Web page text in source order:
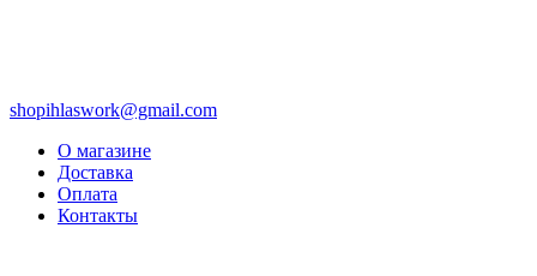
shopihlaswork@gmail.com
О магазине
Доставка
Оплата
Контакты